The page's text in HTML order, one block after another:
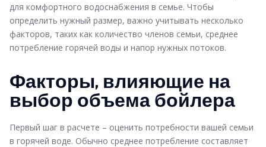
для комфортного водоснабжения в семье. Чтобы
определить нужный размер, важно учитывать несколько
факторов, таких как количество членов семьи, среднее
потребление горячей воды и напор нужных потоков.
Факторы, влияющие на
выбор объема бойлера
Первый шаг в расчете – оценить потребности вашей семьи
в горячей воде. Обычно среднее потребление составляет